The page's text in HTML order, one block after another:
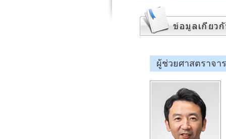
ผู้ช่วยศาสตราจา